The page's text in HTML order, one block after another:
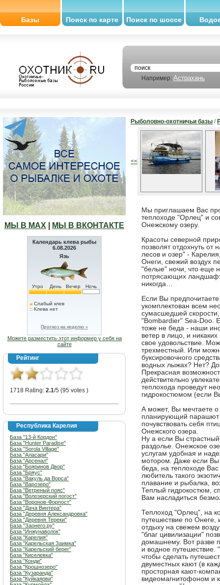
Базы Поиск по карте Поиск по шоссе
Например: Астрахань
МЫ В МАХ МЫ В ВКОНТАКТЕ
Календарь клева рыбы
6.08.2026
Язь
Утро День Вечер Ночь
Слабый клев
Клева нет
Прогноз на неделю »
Можете разместить этот информер у себя на
сайте
Рейтинг
1718 Rating: 2.1/5 (95 votes )
Республика Карелия
База "13-й Кордон"
База "Hunter Paradise"
База "Sorola Village"
База "Аласари"
База "Арсенал"
База "Бояринов Двор"
База "Бряус"
База "Вакуль да Ворса"
База "Варозеро"
База "Ветреный пояс"
База "Волозерский погост"
База "Воронов-Форпост"
База "Дача Винтера"
База "Деревня Александровка"
База "Деревня Тереки"
База "Заонего.ру"
База "Инжунаволок"
База "Карелия"
База "Карельская Заимка"
База "Карельский берег"
База "Киселевка"
База "Конди"
База "Крошнозеро"
База "Кузаранда"
База "Куйкаярви"
Рыболовно-охотничьи базы /
<<
Мы приглашаем Вас
теплоходе "Орлец" и
Онежскому озеру.
Красоты северной
позволят отдохнуть от
лесов и озер" -
Онеги, свежий воздух
"белые" ночи, что еще
потрясающих
никогда…
Если Вы
укомплектован всем
сумасшедшей
"Bombardier" Sea-Doo.
тоже не беда - наши
ветер в лицо, и
свое удовольствие.
трехместный. Или
буксировочного
водных лыжах? Нет?
Прекрасная
действительно
теплохода проведут
гидрокостюмом (если
А может, Вы мечтаете
планирующий парашют
почувствовать себя
Онежского озера.
Ну а если Вы
раздолье. Онежское
услугам удобная и
мотором. Даже если Вы
беда, на теплоходе
любитель такого
плавание и рыбалка,
Теплый гидрокостюм,
Вам насладиться
Теплоход "Орлец", на
путешествие по Онеге,
отдыху на свежем
"благ цивилизации"
домашнему. Вот разве
и водное
чтобы сделать
двуместных кают (в
просторная кают-
видеомагнитофоном и